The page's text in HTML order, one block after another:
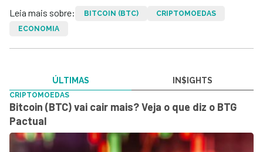
Leia mais sobre: BITCOIN (BTC)
CRIPTOMOEDAS
ECONOMIA
ÚLTIMAS IN$IGHTS
CRIPTOMOEDAS
Bitcoin (BTC) vai cair mais? Veja o que diz o BTG
Pactual